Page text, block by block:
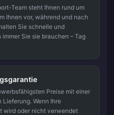
Team steht Ihnen rund um
Ihnen vor, während und nach
Sie schnelle und
Sie sie brauchen – Tag
Preise mit einer
Wenn Ihre
wird oder nicht verwendet